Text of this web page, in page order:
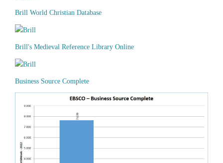
Brill World Christian Database
Brill's Medieval Reference Library Online
Business Source Complete